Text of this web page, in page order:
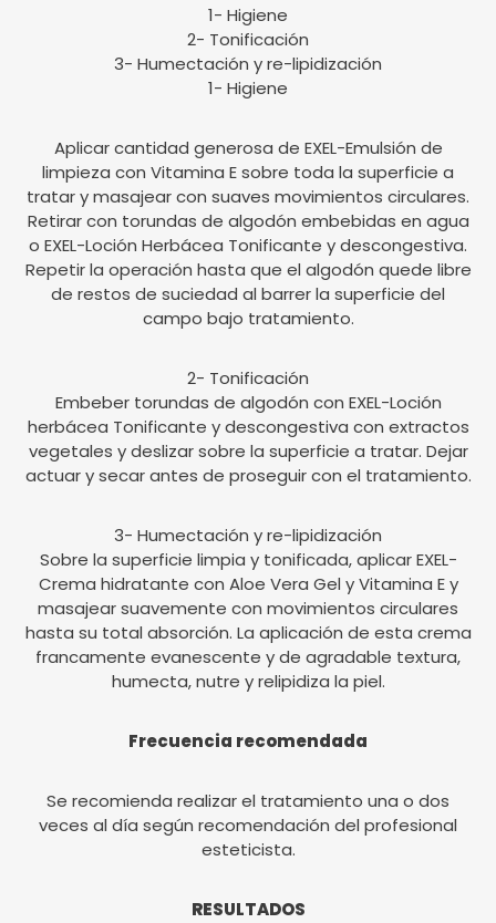
1- Higiene
2- Tonificación
3- Humectación y re-lipidización
1- Higiene
Aplicar cantidad generosa de EXEL-Emulsión de
limpieza con Vitamina E sobre toda la superficie a
tratar y masajear con suaves movimientos circulares.
Retirar con torundas de algodón embebidas en agua
o EXEL-Loción Herbácea Tonificante y descongestiva.
Repetir la operación hasta que el algodón quede libre
de restos de suciedad al barrer la superficie del
campo bajo tratamiento.
2- Tonificación
Embeber torundas de algodón con EXEL-Loción
herbácea Tonificante y descongestiva con extractos
vegetales y deslizar sobre la superficie a tratar. Dejar
actuar y secar antes de proseguir con el tratamiento.
3- Humectación y re-lipidización
Sobre la superficie limpia y tonificada, aplicar EXEL-
Crema hidratante con Aloe Vera Gel y Vitamina E y
masajear suavemente con movimientos circulares
hasta su total absorción. La aplicación de esta crema
francamente evanescente y de agradable textura,
humecta, nutre y relipidiza la piel.
Frecuencia recomendada
Se recomienda realizar el tratamiento una o dos
veces al día según recomendación del profesional
esteticista.
RESULTADOS